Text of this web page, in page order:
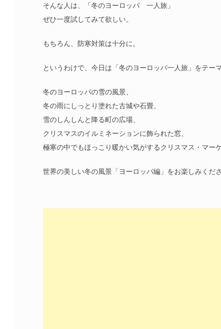
そんな人は、「冬のヨーロッパ 一人旅」
ぜひ一度試してみて欲しい。
もちろん、防寒対策は十分に。
というわけで、今日は「冬のヨーロッパ一人旅」をテー
冬のヨーロッパの雪の風景、
冬の雨にしっとり塗れた古城や石畳、
雪のしんしんと降る町の広場、
クリスマスのイルミネーションに飾られた窓、
極寒の中でもほっこり暖かい気がするクリスマス・マー
世界の美しい冬の風景「ヨーロッパ編」をお楽しみくださ